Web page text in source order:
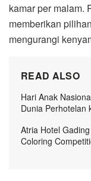
kamar per malam.
memberikan
mengurangi
READ ALSO
Hari Anak
Dunia Perhotelan
Atria Hotel
Coloring